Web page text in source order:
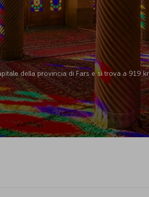
della provincia di Fars e si trova a 919